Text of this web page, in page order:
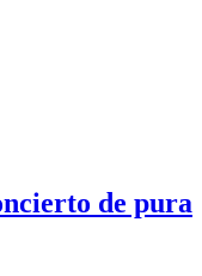
de pura